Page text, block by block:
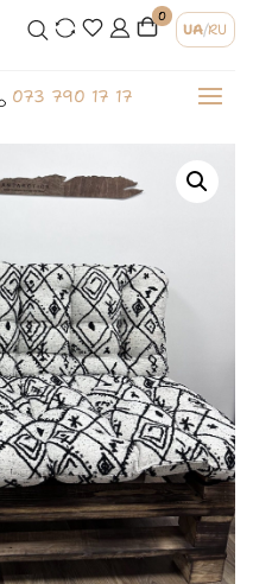
0
UA/RU
073 790 17 17